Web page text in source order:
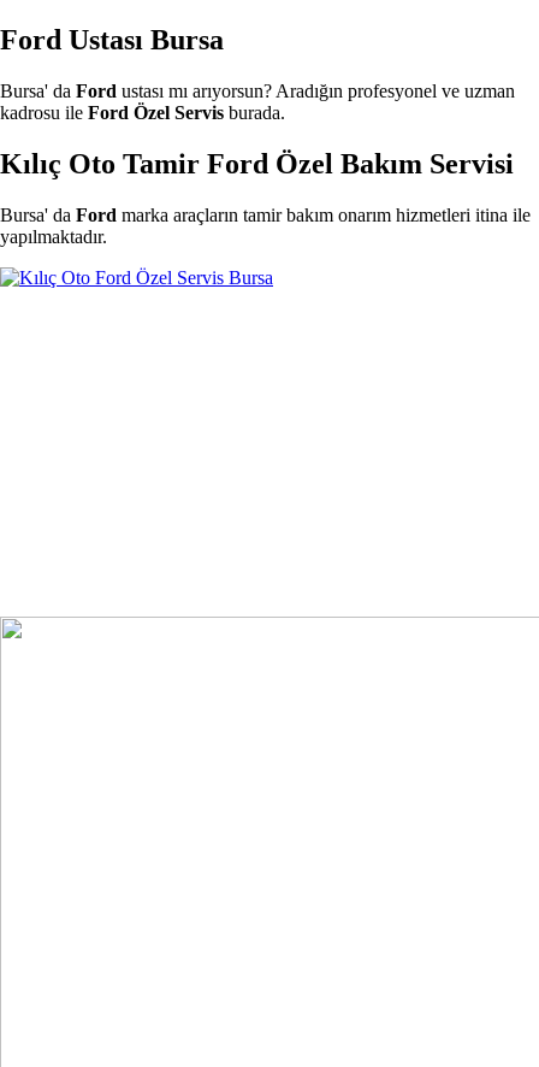
Ford Ustası Bursa
Bursa' da Ford ustası mı arıyorsun? Aradığın profesyonel ve uzman
kadrosu ile Ford Özel Servis burada.
Kılıç Oto Tamir Ford Özel Bakım Servisi
Bursa' da Ford marka araçların tamir bakım onarım hizmetleri itina ile
yapılmaktadır.